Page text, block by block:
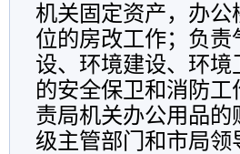
机关固定资产，办
位的房改工作；负
设、环境建设、环
的安全保卫和消防
责局机关办公用品
级主管部门和市局